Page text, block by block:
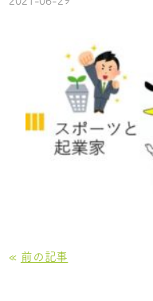
« 前の記事